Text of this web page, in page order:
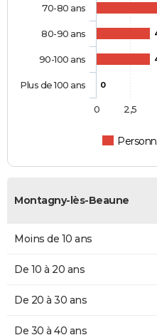
0
70-80 ans
80-90 ans
90-100 ans
Plus de 100 ans
0 2,5
Montagny-lès-Beaune
Moins de 10 ans
De 10 à 20 ans
De 20 à 30 ans
De 30 à 40 ans